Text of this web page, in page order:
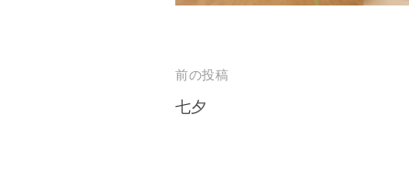
所
し
投
稿
前の投稿
七夕